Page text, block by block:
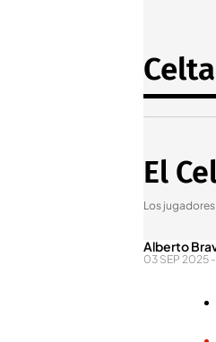
El
Los
Alberto
03 SEP 2025